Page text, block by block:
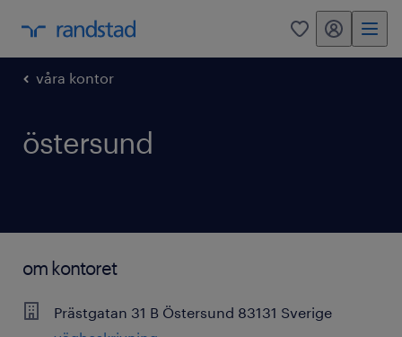
0 mitt randstad
våra kontor
östersund
om kontoret
Prästgatan 31 B Östersund 83131 Sverige